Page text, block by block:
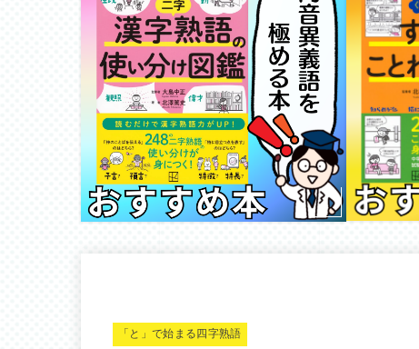
「と」で始まる四字熟語